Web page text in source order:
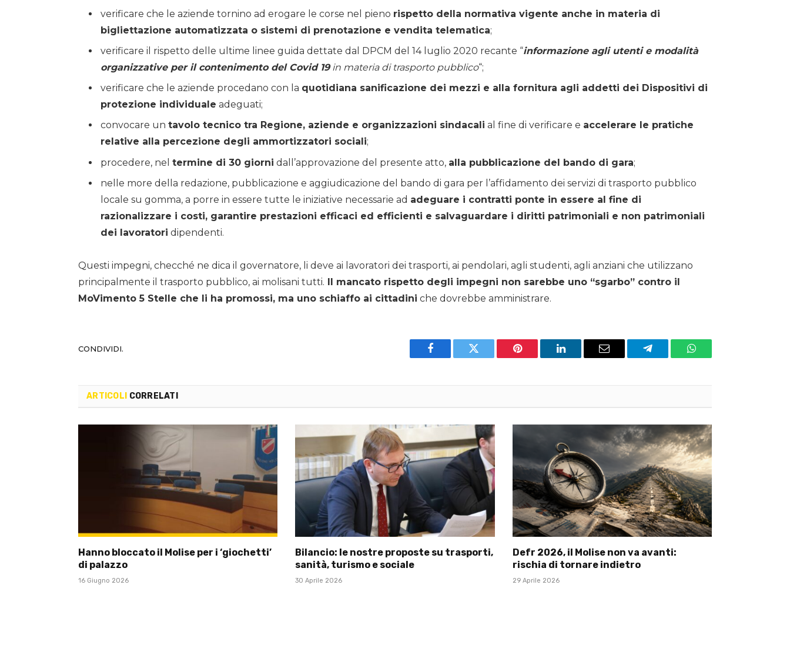
verificare che le aziende tornino ad erogare le corse nel pieno rispetto della normativa vigente anche in materia di
bigliettazione automatizzata o sistemi di prenotazione e vendita telematica;
verificare il rispetto delle ultime linee guida dettate dal DPCM del 14 luglio 2020 recante “informazione agli utenti e modalità
organizzative per il contenimento del Covid 19in materia di trasporto pubblico“;
verificare che le aziende procedano con la quotidiana sanificazione dei mezzi e alla fornitura agli addetti dei Dispositivi di
protezione individuale adeguati;
convocare un tavolo tecnico tra Regione, aziende e organizzazioni sindacali al fine di verificare e accelerare le pratiche
relative alla percezione degli ammortizzatori sociali;
procedere, nel termine di 30 giorni dall’approvazione del presente atto, alla pubblicazione del bando di gara;
nelle more della redazione, pubblicazione e aggiudicazione del bando di gara per l’affidamento dei servizi di trasporto pubblico
locale su gomma, a porre in essere tutte le iniziative necessarie ad adeguare i contratti ponte in essere al fine di
razionalizzare i costi, garantire prestazioni efficaci ed efficienti e salvaguardare i diritti patrimoniali e non patrimoniali
dei lavoratori dipendenti.
Questi impegni, checché ne dica il governatore, li deve ai lavoratori dei trasporti, ai pendolari, agli studenti, agli anziani che utilizzano
principalmente il trasporto pubblico, ai molisani tutti. Il mancato rispetto degli impegni non sarebbe uno “sgarbo” contro il
MoVimento 5 Stelle che li ha promossi, ma uno schiaffo ai cittadini che dovrebbe amministrare.
CONDIVIDI.
Facebook Twitter Pinterest LinkedIn Email Telegram WhatsApp
ARTICOLI CORRELATI
Hanno bloccato il Molise per i ‘giochetti’
di palazzo
16 Giugno 2026
Bilancio: le nostre proposte su trasporti,
sanità, turismo e sociale
30 Aprile 2026
Defr 2026, il Molise non va avanti:
rischia di tornare indietro
29 Aprile 2026